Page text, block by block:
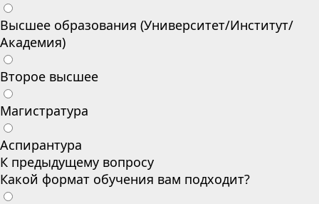
Высшее образования (Университет/Институт/
Академия)
Второе высшее
Магистратура
Аспирантура
К предыдущему вопросу
Какой формат обучения вам подходит?